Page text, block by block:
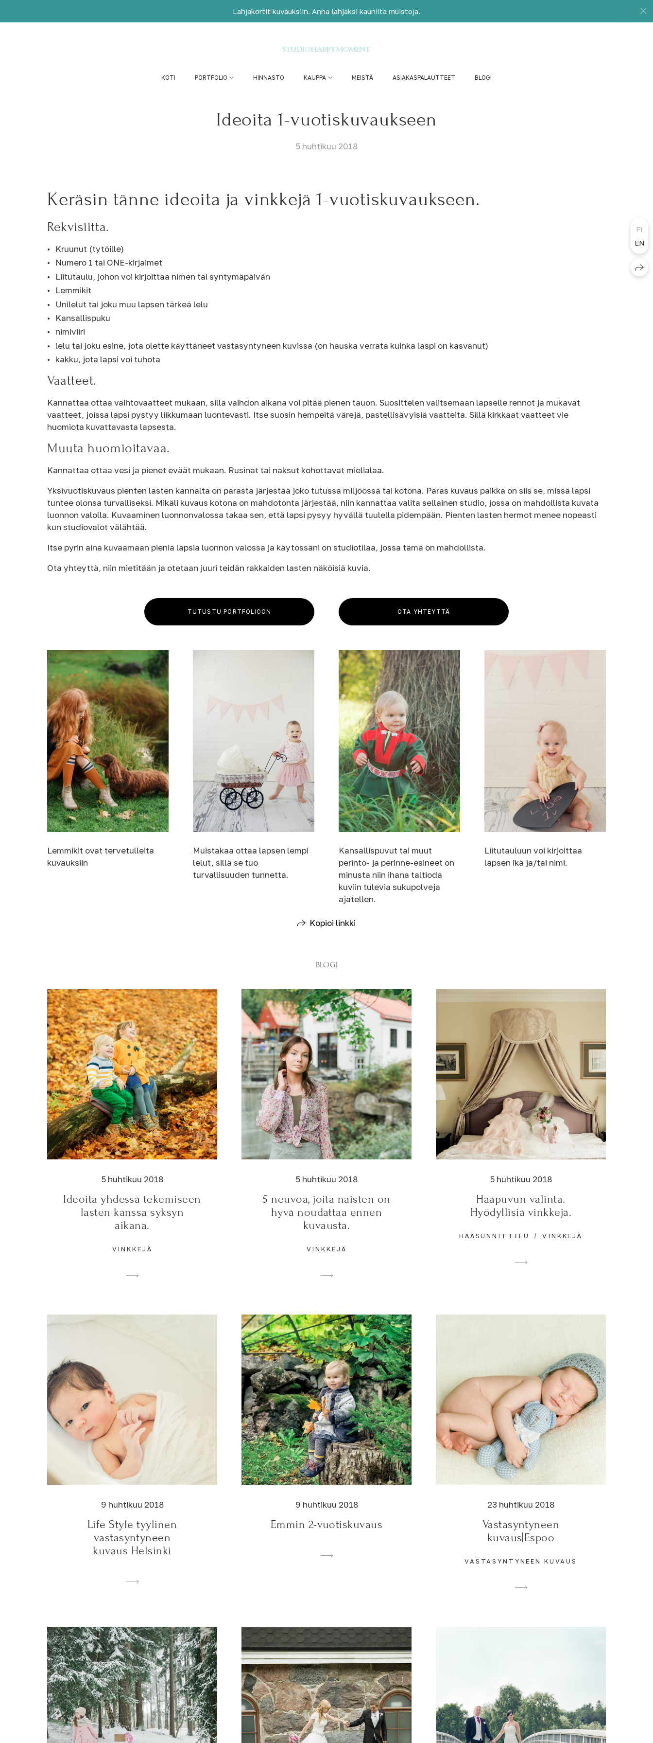
KOTI PORTFOLIO HINNASTO KAUPPA MEISTÄ ASIAKASPALAUTTEET BLOGI
Ideoita 1-vuotiskuvaukseen
5 huhtikuu 2018
Keräsin tänne ideoita ja vinkkejä 1-vuotiskuvaukseen.
Rekvisiitta.
Kruunut (tytöille)
Numero 1 tai ONE-kirjaimet
Liitutaulu, johon voi kirjoittaa nimen tai syntymäpäivän
Lemmikit
Unilelut tai joku muu lapsen tärkeä lelu
Kansallispuku
nimiviiri
lelu tai joku esine, jota olette käyttäneet vastasyntyneen kuvissa (on hauska verrata kuinka laspi on kasvanut)
kakku, jota lapsi voi tuhota
Vaatteet.
Kannattaa ottaa vaihtovaatteet mukaan, sillä vaihdon aikana voi pitää pienen tauon. Suosittelen valitsemaan lapselle rennot ja mukavat
vaatteet, joissa lapsi pystyy liikkumaan luontevasti. Itse suosin hempeitä värejä, pastellisävyisiä vaatteita. Sillä kirkkaat vaatteet vie
huomiota kuvattavasta lapsesta.
Muuta huomioitavaa.
Kannattaa ottaa vesi ja pienet eväät mukaan. Rusinat tai naksut kohottavat mielialaa.
Yksivuotiskuvaus pienten lasten kannalta on parasta järjestää joko tutussa miljöössä tai kotona. Paras kuvaus paikka on siis se, missä lapsi
tuntee olonsa turvalliseksi. Mikäli kuvaus kotona on mahdotonta järjestää, niin kannattaa valita sellainen studio, jossa on mahdollista kuvata
luonnon valolla. Kuvaaminen luonnonvalossa takaa sen, että lapsi pysyy hyvällä tuulella pidempään. Pienten lasten hermot menee nopeasti
kun studiovalot välähtää.
Itse pyrin aina kuvaamaan pieniä lapsia luonnon valossa ja käytössäni on studiotilaa, jossa tämä on mahdollista.
Ota yhteyttä, niin mietitään ja otetaan juuri teidän rakkaiden lasten näköisiä kuvia.
TUTUSTU PORTFOLIOON OTA YHTEYTTÄ
Lemmikit ovat tervetulleita
kuvauksiin
Muistakaa ottaa lapsen lempi
lelut, sillä se tuo
turvallisuuden tunnetta.
Kansallispuvut tai muut
perintö- ja perinne-esineet on
minusta niin ihana taltioda
kuviin tulevia sukupolveja
ajatellen.
Liitutauluun voi kirjoittaa
lapsen ikä ja/tai nimi.
Kopioi linkki
BLOGI
5 huhtikuu 2018
Ideoita yhdessä tekemiseen
lasten kanssa syksyn
aikana.
VINKKEJÄ
5 huhtikuu 2018
5 neuvoa, joita naisten on
hyvä noudattaa ennen
kuvausta.
VINKKEJÄ
5 huhtikuu 2018
Hääpuvun valinta.
Hyödyllisiä vinkkejä.
HÄÄSUNNITTELU VINKKEJÄ
9 huhtikuu 2018
Life Style tyylinen
vastasyntyneen
kuvaus Helsinki
9 huhtikuu 2018
Emmin 2-vuotiskuvaus
23 huhtikuu 2018
Vastasyntyneen
kuvaus|Espoo
VASTASYNTYNEEN KUVAUS
FI
EN
Lahjakortit kuvauksiin. Anna lahjaksi kauniita muistoja.